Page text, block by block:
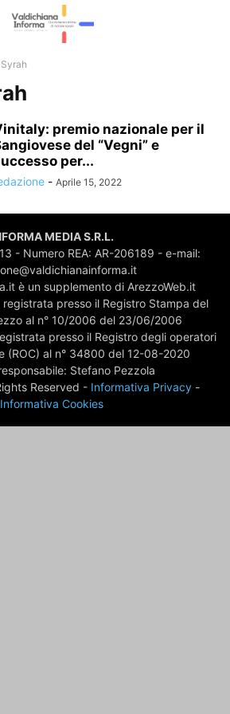
premio nazionale per il
del “Vegni” e
per...
- Aprile 15, 2022
MEDIA S.R.L.
- Numero REA: AR-206189 - e-mail:
è un supplemento di ArezzoWeb.it
presso il Registro Stampa del
al n° 10/2006 del 23/06/2006
presso il Registro degli operatori
(ROC) al n° 34800 del 12-08-2020
Stefano Pezzola
Reserved - Informativa Privacy-
Informativa Cookies